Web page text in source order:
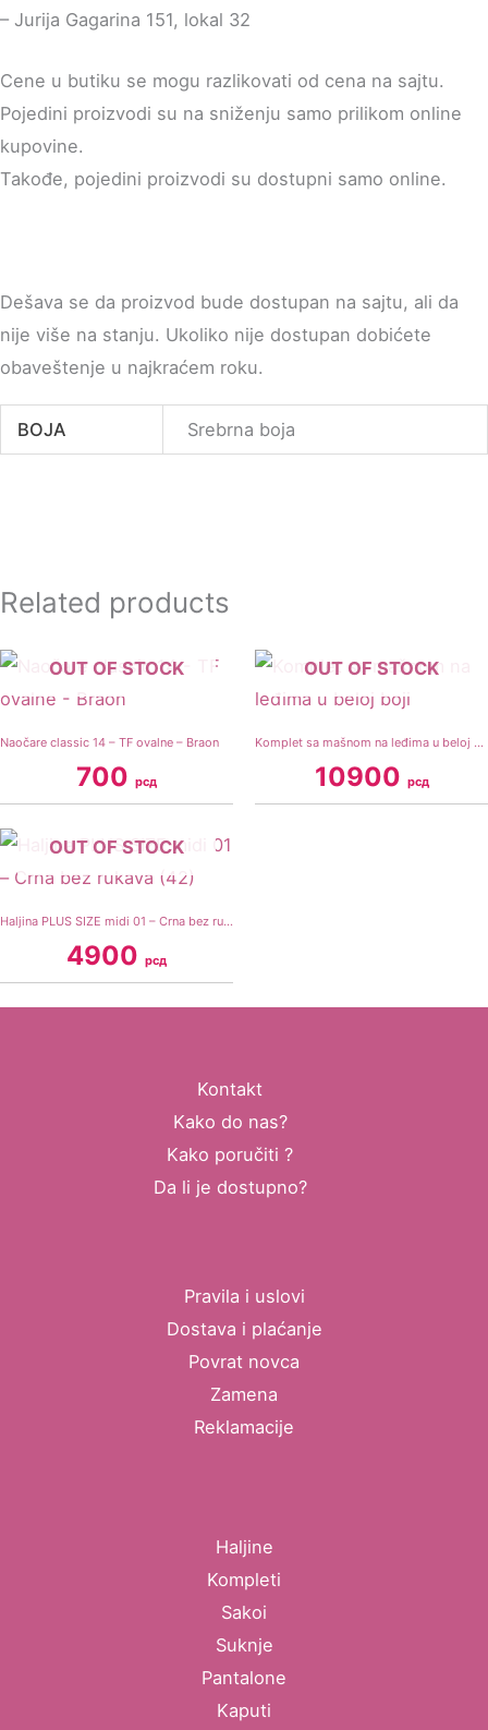
– Jurija Gagarina 151, lokal 32
Cene u butiku se mogu razlikovati od cena na sajtu.
Pojedini proizvodi su na sniženju samo prilikom online
kupovine.
Takođe, pojedini proizvodi su dostupni samo online.
Dešava se da proizvod bude dostupan na sajtu, ali da
nije više na stanju. Ukoliko nije dostupan dobićete
obaveštenje u najkraćem roku.
BOJA Srebrna boja
Related products
OUT OF STOCK
Naočare classic 14 – TF ovalne – Braon
700 рсд
OUT OF STOCK
Komplet sa mašnom na leđima u beloj boji
10900 рсд
OUT OF STOCK
Haljina PLUS SIZE midi 01 – Crna bez rukava (42)
4900 рсд
Kontakt
Kako do nas?
Kako poručiti ?
Da li je dostupno?
Pravila i uslovi
Dostava i plaćanje
Povrat novca
Zamena
Reklamacije
Haljine
Kompleti
Sakoi
Suknje
Pantalone
Kaputi